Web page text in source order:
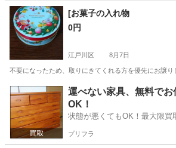
東京 江戸川区 その他
[お菓子の入れ物
0円
江戸川区 8月7日
不要になったため、取りにきてくれる方を優先にお譲
東京 江戸川区 その他 場所
運べない家具、無料でお
OK！
状態が悪くてもOK！最大限買
プリフラ